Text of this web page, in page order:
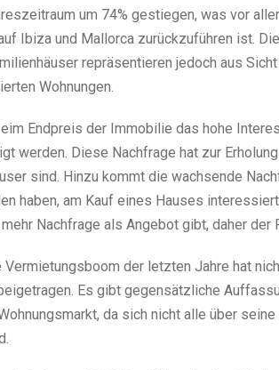
um 74% gestiegen, was vor
Ibiza und Mallorca zurückzuführen ist.
repräsentieren jedoch aus
Wohnungen.
Endpreis der Immobilie das hohe
werden. Diese Nachfrage hat zur
sind. Hinzu kommt die wachsende
haben, am Kauf eines Hauses
Nachfrage als Angebot gibt, daher der
der letzten Jahre hat
Es gibt gegensätzliche
da sich nicht alle über